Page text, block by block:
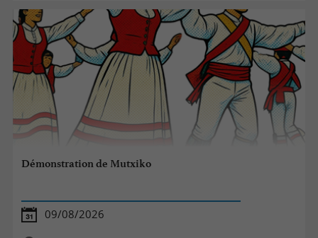
Démonstration de Mutxiko
09/08/2026